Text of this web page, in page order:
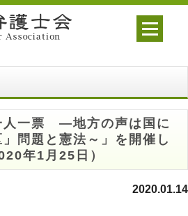
人一票 ―地方の声は国に
問題と憲法～」を開催し
年1月25日）
2020.01.14